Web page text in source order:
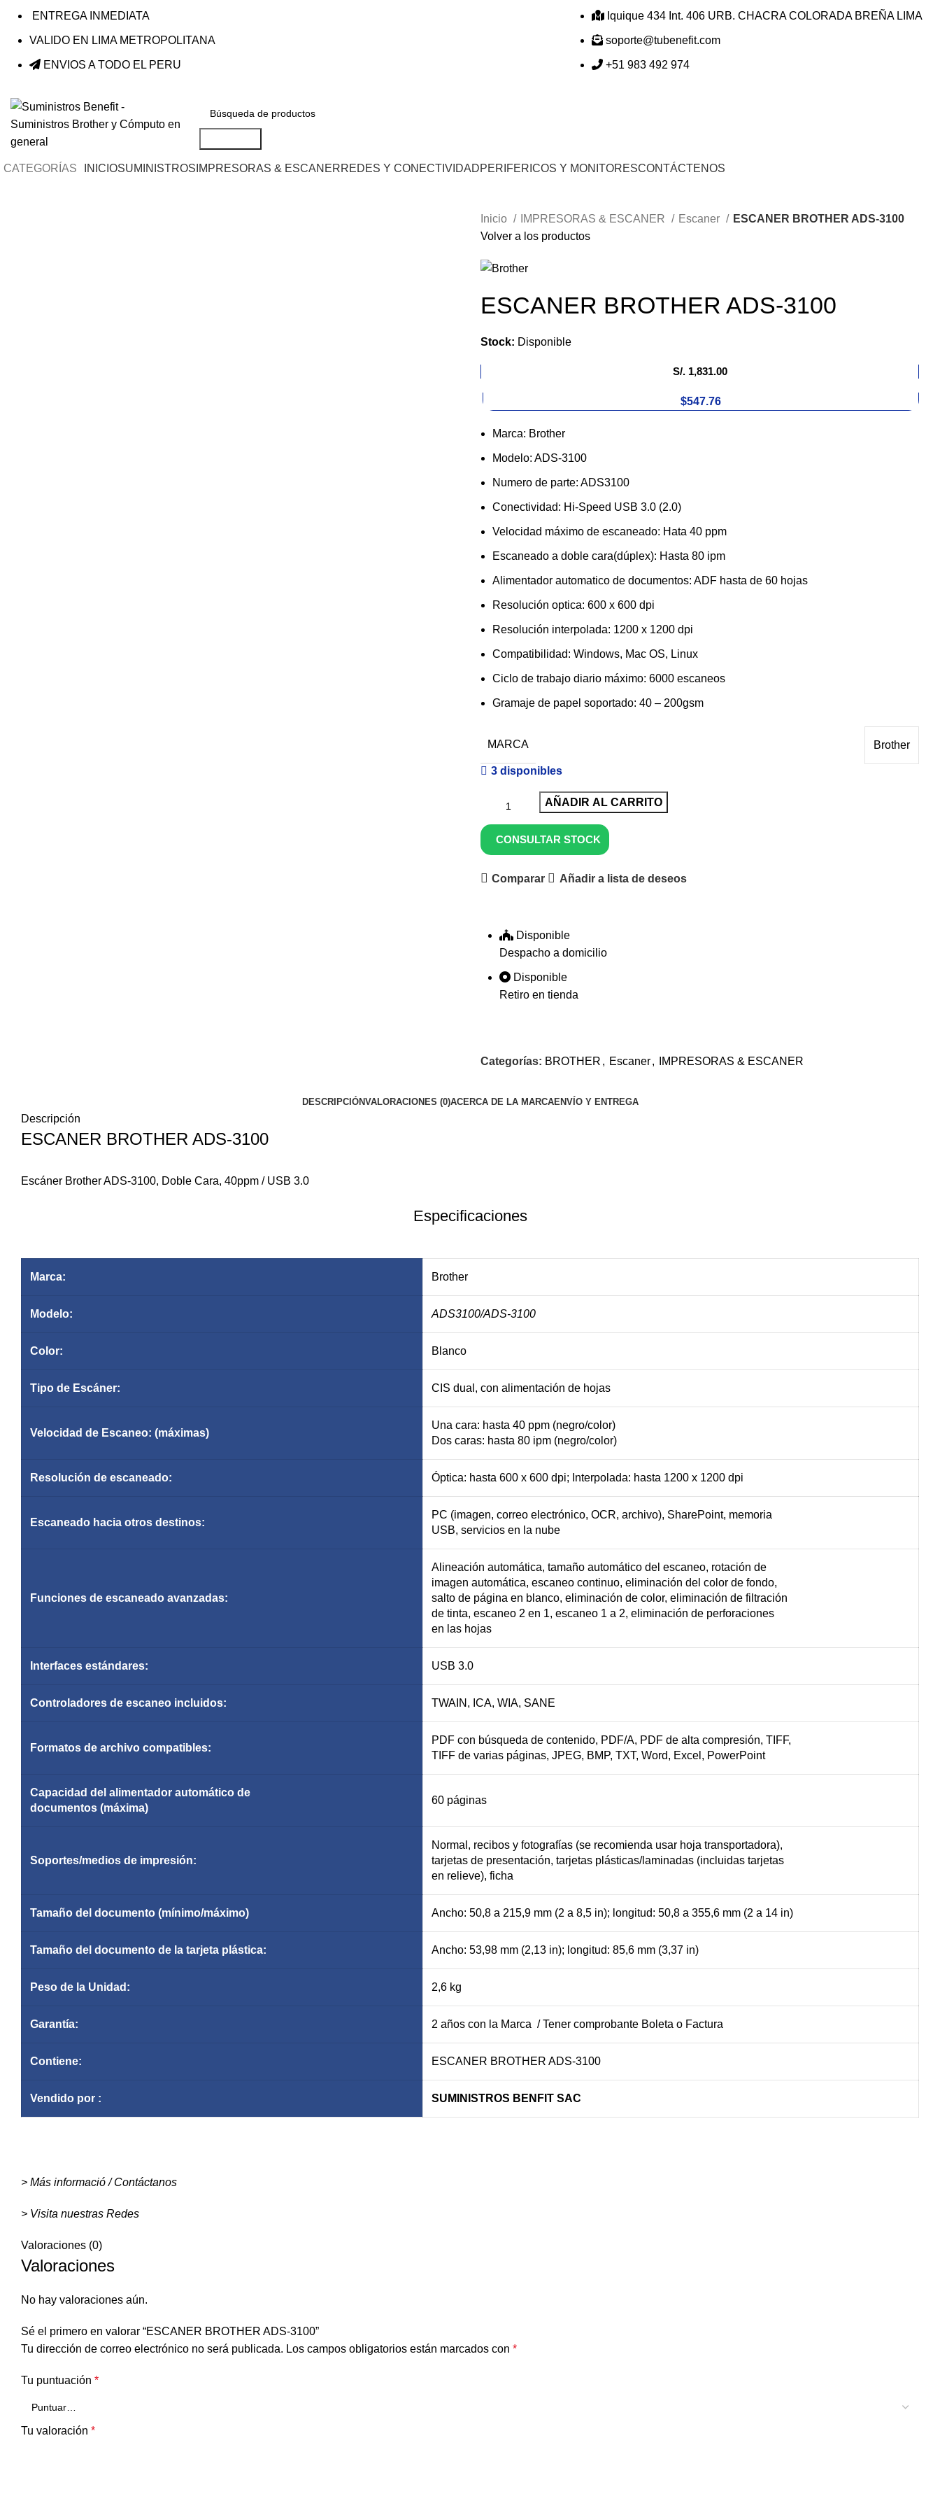
ENTREGA INMEDIATA
VALIDO EN LIMA METROPOLITANA
ENVIOS A TODO EL PERU
Iquique 434 Int. 406 URB. CHACRA COLORADA BREÑA LIMA
soporte@tubenefit.com
+51 983 492 974
CATEGORÍAS INICIOSUMINISTROS IMPRESORAS & ESCANERREDES Y CONECTIVIDADPERIFERICOS Y MONITORESCONTÁCTENOS
Inicio IMPRESORAS & ESCANER Escaner ESCANER BROTHER ADS-3100
Volver a los productos
ESCANER BROTHER ADS-3100
Stock: Disponible
S/.1,831.00
$547.76
Marca: Brother
Modelo: ADS-3100
Numero de parte: ADS3100
Conectividad: Hi-Speed USB 3.0 (2.0)
Velocidad máximo de escaneado: Hata 40 ppm
Escaneado a doble cara(dúplex): Hasta 80 ipm
Alimentador automatico de documentos: ADF hasta de 60 hojas
Resolución optica: 600 x 600 dpi
Resolución interpolada: 1200 x 1200 dpi
Compatibilidad: Windows, Mac OS, Linux
Ciclo de trabajo diario máximo: 6000 escaneos
Gramaje de papel soportado: 40 – 200gsm
MARCA Brother
3 disponibles
AÑADIR AL CARRITO
CONSULTAR STOCK
Comparar Añadir a lista de deseos
Disponible
Despacho a domicilio
Disponible
Retiro en tienda
Categorías: BROTHER , Escaner, IMPRESORAS & ESCANER
DESCRIPCIÓNVALORACIONES (0)ACERCA DE LA MARCAENVÍO Y ENTREGA
Descripción
ESCANER BROTHER ADS-3100
Escáner Brother ADS-3100, Doble Cara, 40ppm / USB 3.0
Especificaciones
Marca: Brother
Modelo: ADS3100/ADS-3100
Color: Blanco
Tipo de Escáner: CIS dual, con alimentación de hojas
Velocidad de Escaneo: (máximas)
Una cara: hasta 40 ppm (negro/color)
Dos caras: hasta 80 ipm (negro/color)
Resolución de escaneado: Óptica: hasta 600 x 600 dpi; Interpolada: hasta 1200 x 1200 dpi
Escaneado hacia otros destinos:
PC (imagen, correo electrónico, OCR, archivo), SharePoint, memoria
USB, servicios en la nube
Funciones de escaneado avanzadas:
Alineación automática, tamaño automático del escaneo, rotación de
imagen automática, escaneo continuo, eliminación del color de fondo,
salto de página en blanco, eliminación de color, eliminación de filtración
de tinta, escaneo 2 en 1, escaneo 1 a 2, eliminación de perforaciones
en las hojas
Interfaces estándares: USB 3.0
Controladores de escaneo incluidos: TWAIN, ICA, WIA, SANE
Formatos de archivo compatibles:
PDF con búsqueda de contenido, PDF/A, PDF de alta compresión, TIFF,
TIFF de varias páginas, JPEG, BMP, TXT, Word, Excel, PowerPoint
Capacidad del alimentador automático de
documentos (máxima)
60 páginas
Soportes/medios de impresión:
Normal, recibos y fotografías (se recomienda usar hoja transportadora),
tarjetas de presentación, tarjetas plásticas/laminadas (incluidas tarjetas
en relieve), ficha
Tamaño del documento (mínimo/máximo) Ancho: 50,8 a 215,9 mm (2 a 8,5 in); longitud: 50,8 a 355,6 mm (2 a 14 in)
Tamaño del documento de la tarjeta plástica: Ancho: 53,98 mm (2,13 in); longitud: 85,6 mm (3,37 in)
Peso de la Unidad: 2,6 kg
Garantía: 2 años con la Marca / Tener comprobante Boleta o Factura
Contiene: ESCANER BROTHER ADS-3100
Vendido por : SUMINISTROS BENFIT SAC
> Más informació / Contáctanos
> Visita nuestras Redes
Valoraciones (0)
Valoraciones
No hay valoraciones aún.
Sé el primero en valorar “ESCANER BROTHER ADS-3100”
Tu dirección de correo electrónico no será publicada. Los campos obligatorios están marcados con *
Tu puntuación *
Tu valoración *